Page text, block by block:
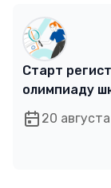
Старт
олимпиаду
20